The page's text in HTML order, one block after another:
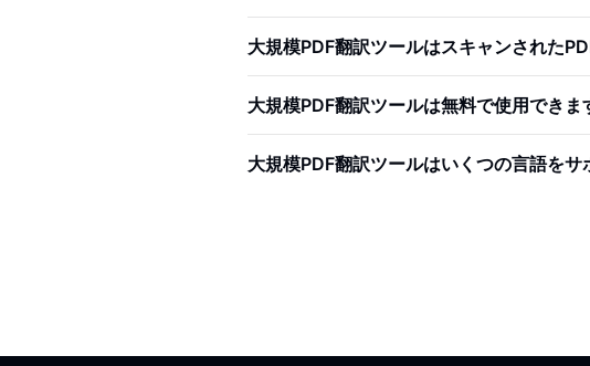
大規模PDF翻訳ツールはスキャンされた
大規模PDF翻訳ツールは無料で使用できま
大規模PDF翻訳ツールはいくつの言語をサ